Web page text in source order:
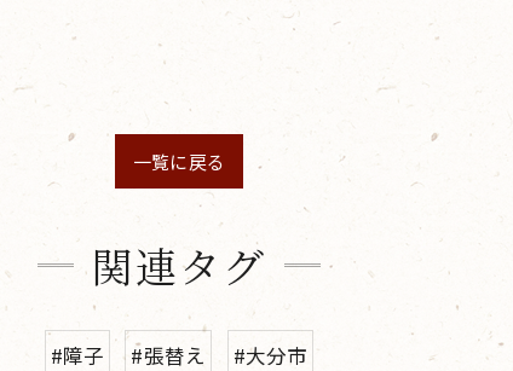
一覧に戻る
関連タグ
#障子 #張替え #大分市